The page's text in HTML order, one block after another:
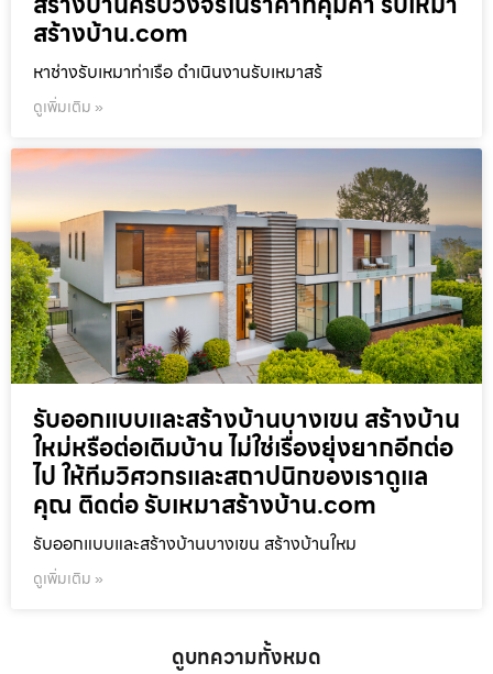
สร้างบ้าน.com
หาช่างรับเหมาท่าเรือ ดำเนินงานรับเหมาสร้
ดูเพิ่มเติม »
รับออกแบบและสร้างบ้านบางเขน สร้างบ้าน
ใหม่หรือต่อเติมบ้าน ไม่ใช่เรื่องยุ่งยากอีกต่อ
ไป ให้ทีมวิศวกรและสถาปนิกของเราดูแล
คุณ ติดต่อ รับเหมาสร้างบ้าน.com
รับออกแบบและสร้างบ้านบางเขน สร้างบ้านใหม
ดูเพิ่มเติม »
ดูบทความทั้งหมด